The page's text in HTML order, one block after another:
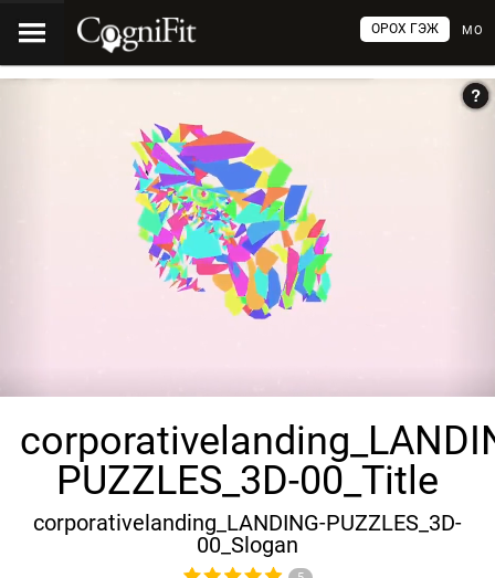
МО
ОРОХ ГЭЖ
PUZZLES_3D-00_Title
corporativelanding_LANDING-PUZZLES_3D-
00_Slogan